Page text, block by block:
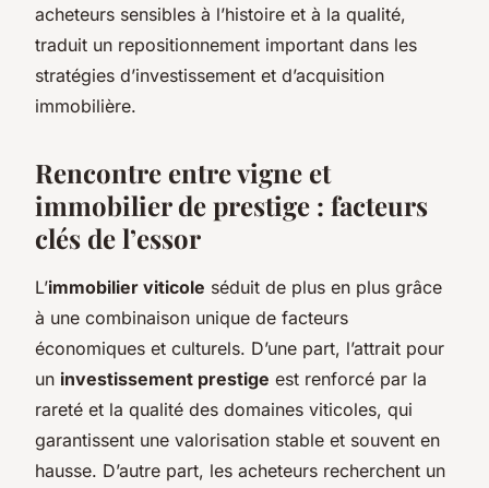
acheteurs sensibles à l’histoire et à la qualité,
traduit un repositionnement important dans les
stratégies d’investissement et d’acquisition
immobilière.
Rencontre entre vigne et
immobilier de prestige : facteurs
clés de l’essor
L’immobilier viticole séduit de plus en plus grâce
à une combinaison unique de facteurs
économiques et culturels. D’une part, l’attrait pour
un investissement prestige est renforcé par la
rareté et la qualité des domaines viticoles, qui
garantissent une valorisation stable et souvent en
hausse. D’autre part, les acheteurs recherchent un